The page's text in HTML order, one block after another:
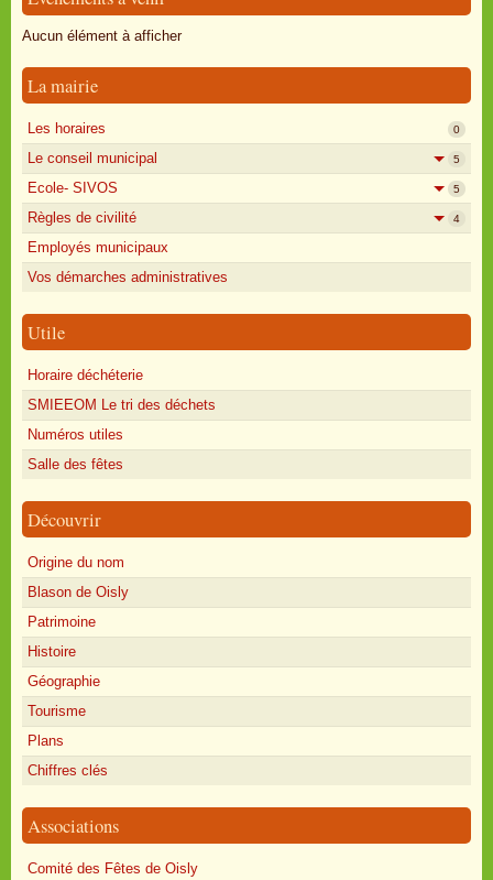
Oisly autrefois
Annonces
Aucun élément à afficher
La mairie
Les horaires 0
Le conseil municipal 5
Ecole- SIVOS 5
Règles de civilité 4
Employés municipaux
Vos démarches administratives
Utile
Horaire déchéterie
SMIEEOM Le tri des déchets
Numéros utiles
Salle des fêtes
Découvrir
Origine du nom
Blason de Oisly
Patrimoine
Histoire
Géographie
Tourisme
Plans
Chiffres clés
Associations
Comité des Fêtes de Oisly